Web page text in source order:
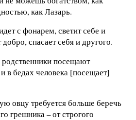
как Лазарь.
с фонарем, светит себе и
спасает себя и другого.
посещают
в бедах человека [посещает]
овцу требуется больше беречь
грешника – от строгого